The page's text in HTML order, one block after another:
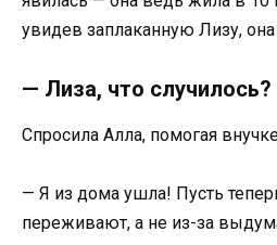
увидев заплаканную Лизу, она
— Лиза, что случилось?
Спросила Алла, помогая
— Я из дома ушла! Пусть
переживают, а не из-за